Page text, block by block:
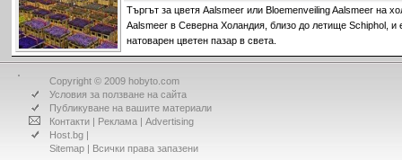
Търгът за цветя Aalsmeer или Bloemenveiling Aalsmeer на
Aalsmeer в Северна Холандия, близо до летище Schiphol, и
натоварен цветен пазар в света.
Copyright © 2009 hobyto.com
Условия за ползване на сайта
Публикуване на вашите материали
Контакти | Реклама | Advertising
Host.bg |
Sitemap | Всички права запазени